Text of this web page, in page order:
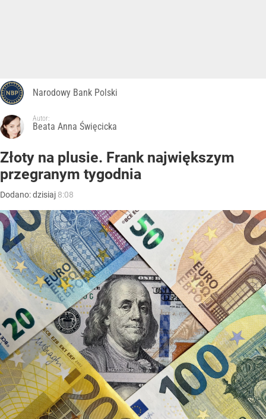
Narodowy Bank Polski
Autor:
Beata Anna Święcicka
Złoty na plusie. Frank największym
przegranym tygodnia
Dodano:dzisiaj 8:08